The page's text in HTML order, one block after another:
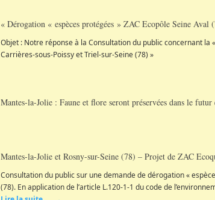
« Dérogation « espèces protégées » ZAC Ecopôle Seine Aval
Objet : Notre réponse à la Consultation du public concernant
Carrières-sous-Poissy et Triel-sur-Seine (78) »
Mantes-la-Jolie : Faune et flore seront préservées dans le futur
Mantes-la-Jolie et Rosny-sur-Seine (78) – Projet de ZAC
Consultation du public sur une demande de dérogation «
(78). En application de l’article L.120-1-1 du code de